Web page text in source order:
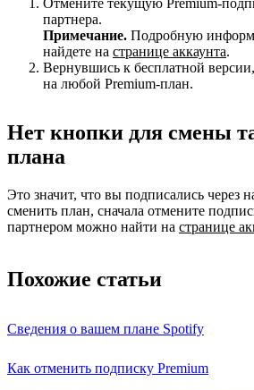
Отмените текущую Premium-
партнера.
Примечание. Подробную
найдете на странице аккаунта.
Вернувшись к бесплатной
на любой Premium-план.
Нет кнопки для смены
плана
Это значит, что вы подписались через
сменить план, сначала отмените
партнером можно найти на странице
Похожие статьи
Сведения о вашем плане Spotify
Как отменить подписку Premium